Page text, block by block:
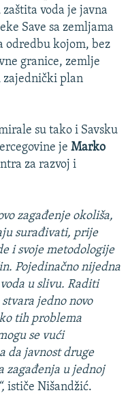
voda je javna
Save sa zemljama
odredbu kojom, bez
granice, zemlje
zajednički plan
su tako i Savsku
je Marko
za razvoj i
zagađenje okoliša,
surađivati, prije
i svoje metodologije
Pojedinačno nijedna
u slivu. Raditi
jedno novo
tih problema
se vući
da javnost druge
zagađenja u jednoj
ističe Nišandžić.